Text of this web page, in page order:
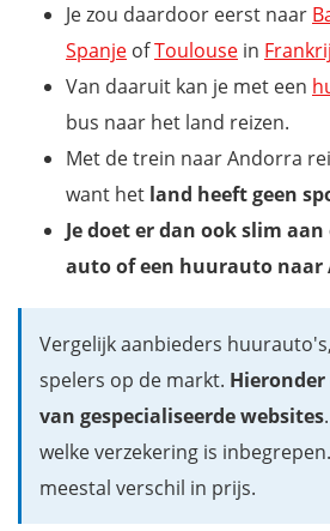
Je zou daardoor eerst naar
Spanje ofToulouse in
Van daaruit kan je met een
bus naar het land reizen.
Met de trein naar Andorra
want het land heeft geen
Je doet er dan ook slim
auto of een huurauto naar
Vergelijk aanbieders
spelers op de markt.
van gespecialiseerde websites
welke verzekering is
meestal verschil in prijs.